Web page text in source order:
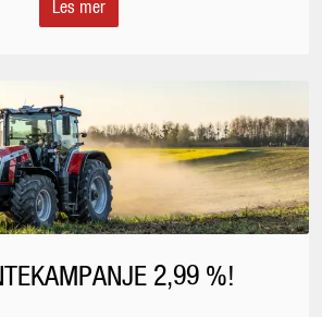
Les mer
2,99 %!